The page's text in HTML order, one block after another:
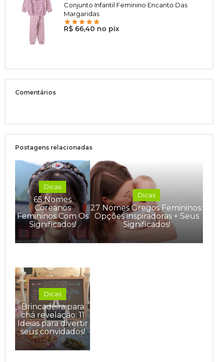
Conjunto Infantil Feminino Encanto Das
Margaridas
R$ 66,40 no pix
Comentários
Postagens relacionadas
Dicas
27 Nomes Gregos Femininos:
Opções inspiradoras + Seus
Significados!
Dicas
65 Nomes
Coreanos
Femininos Com Os
Significados!
Dicas
Brincadeira para
chá revelação: 11
Ideias para divertir
seus convidados!